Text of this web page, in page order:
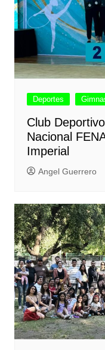
Deportes
Club
Nacional
Imperial
Angel Guerrero